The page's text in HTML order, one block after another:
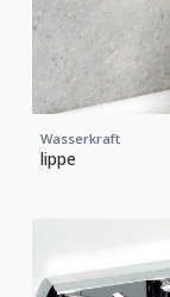
Wasserkraft
lippe